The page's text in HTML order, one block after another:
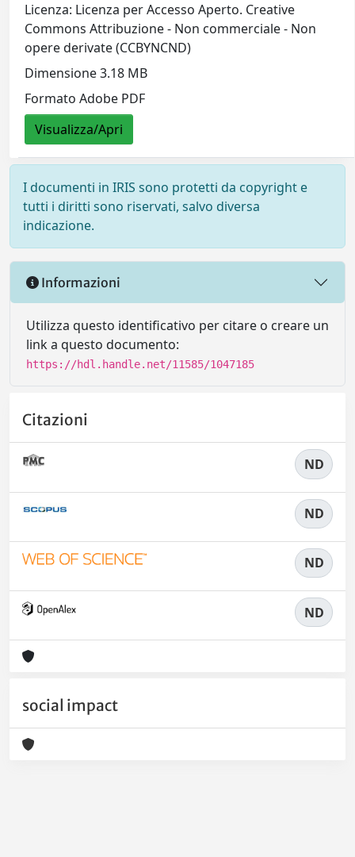
Licenza: Licenza per Accesso Aperto. Creative
Commons Attribuzione - Non commerciale - Non
opere derivate (CCBYNCND)
Dimensione 3.18 MB
Formato Adobe PDF
Visualizza/Apri
I documenti in IRIS sono protetti da copyright e
tutti i diritti sono riservati, salvo diversa
indicazione.
Informazioni
Utilizza questo identificativo per citare o creare un
link a questo documento:
https://hdl.handle.net/11585/1047185
Citazioni
ND
ND
ND
ND
social impact